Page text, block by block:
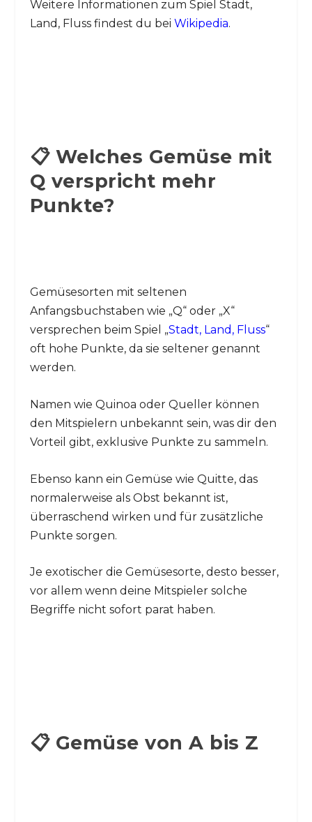
Weitere Informationen zum Spiel Stadt,
Land, Fluss findest du bei Wikipedia.
📋 Welches Gemüse mit
Q verspricht mehr
Punkte?
Gemüsesorten mit seltenen
Anfangsbuchstaben wie „Q“ oder „X“
versprechen beim Spiel „Stadt, Land, Fluss“
oft hohe Punkte, da sie seltener genannt
werden.
Namen wie Quinoa oder Queller können
den Mitspielern unbekannt sein, was dir den
Vorteil gibt, exklusive Punkte zu sammeln.
Ebenso kann ein Gemüse wie Quitte, das
normalerweise als Obst bekannt ist,
überraschend wirken und für zusätzliche
Punkte sorgen.
Je exotischer die Gemüsesorte, desto besser,
vor allem wenn deine Mitspieler solche
Begriffe nicht sofort parat haben.
📋 Gemüse von A bis Z